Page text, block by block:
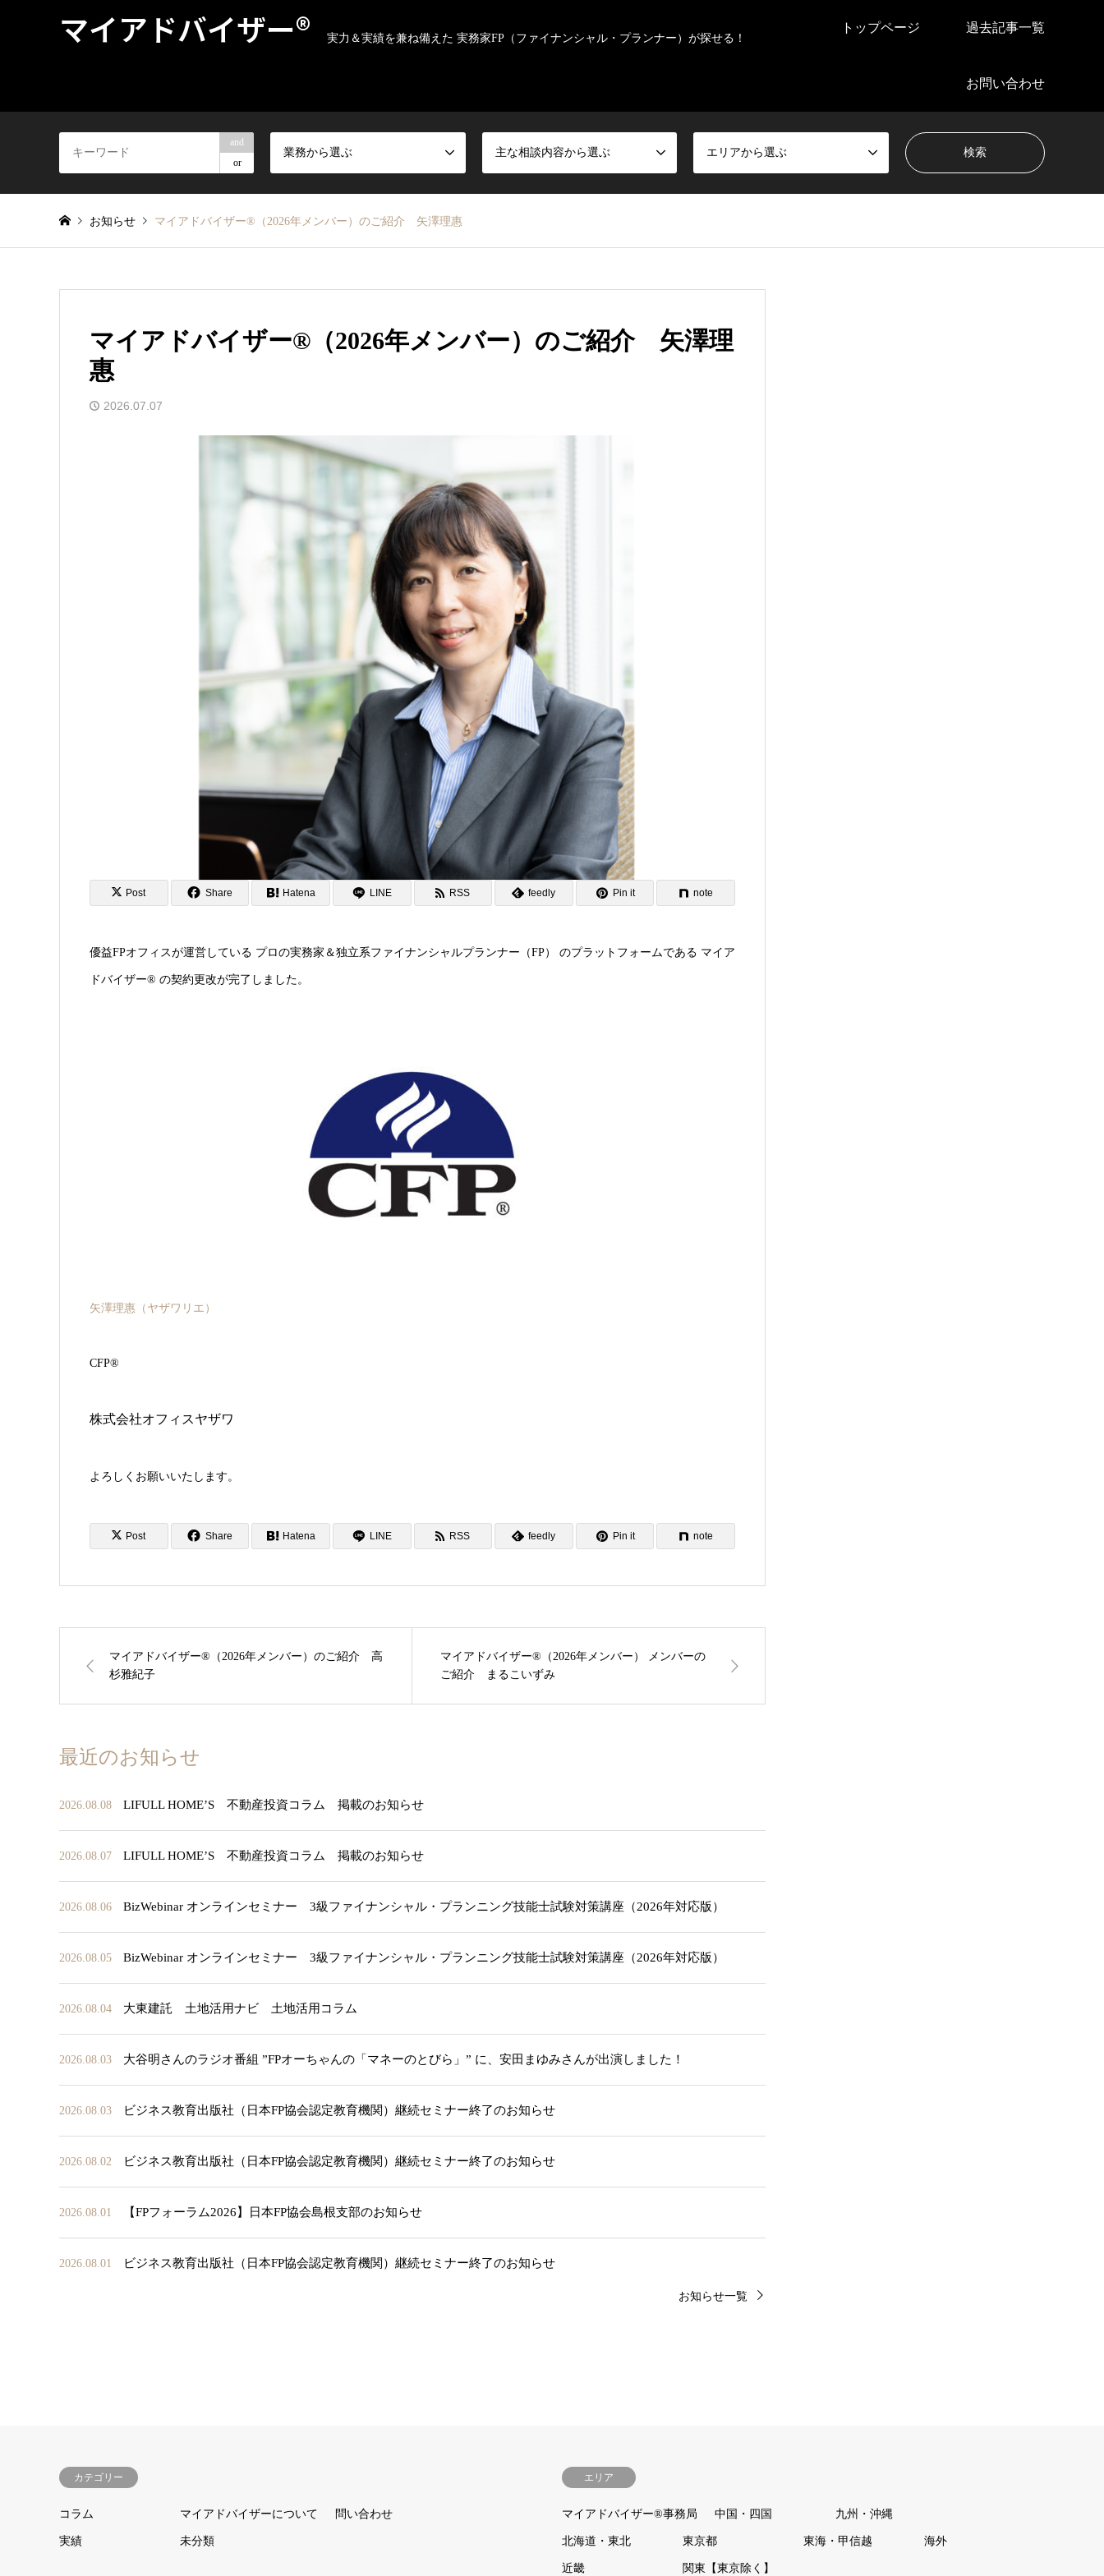
マイアドバイザー® 実力＆実績を兼ね備えた 実務家FP（ファイナンシャル・プランナー）が探せる！
トップページ 過去記事一覧
お問い合わせ
and
or
業務から選ぶ 主な相談内容から選ぶ エリアから選ぶ
お知らせ マイアドバイザー®（2026年メンバー）のご紹介 矢澤理惠
マイアドバイザー®（2026年メンバー）のご紹介 矢澤理
惠
2026.07.07
Post Share Hatena LINE RSS feedly Pin it note
優益FPオフィスが運営している プロの実務家＆独立系ファイナンシャルプランナー（FP） のプラットフォームである マイア
ドバイザー® の契約更改が完了しました。
矢澤理惠（ヤザワリエ ）
CFP®
株式会社オフィスヤザワ
よろしくお願いいたします。
Post Share Hatena LINE RSS feedly Pin it note
マイアドバイザー®（2026年メンバー）のご紹介 高
杉雅紀子
マイアドバイザー®（2026年メンバー） メンバーの
ご紹介 まるこいずみ
最近のお知らせ
2026.08.08 LIFULL HOME’S 不動産投資コラム 掲載のお知らせ
2026.08.07 LIFULL HOME’S 不動産投資コラム 掲載のお知らせ
2026.08.06 BizWebinar オンラインセミナー 3級ファイナンシャル・プランニング技能士試験対策講座（2026年対応版）
2026.08.05 BizWebinar オンラインセミナー 3級ファイナンシャル・プランニング技能士試験対策講座（2026年対応版）
2026.08.04 大東建託 土地活用ナビ 土地活用コラム
2026.08.03 大谷明さんのラジオ番組 ”FPオーちゃんの「マネーのとびら」” に、安田まゆみさんが出演しました！
2026.08.03 ビジネス教育出版社（日本FP協会認定教育機関）継続セミナー終了のお知らせ
2026.08.02 ビジネス教育出版社（日本FP協会認定教育機関）継続セミナー終了のお知らせ
2026.08.01 【FPフォーラム2026】日本FP協会島根支部のお知らせ
2026.08.01 ビジネス教育出版社（日本FP協会認定教育機関）継続セミナー終了のお知らせ
お知らせ一覧
カテゴリー
コラム マイアドバイザーについて 問い合わせ
実績 未分類
エリア
マイアドバイザー®事務局 中国・四国 九州・沖縄
北海道・東北 東京都 東海・甲信越 海外
近畿 関東【東京除く】